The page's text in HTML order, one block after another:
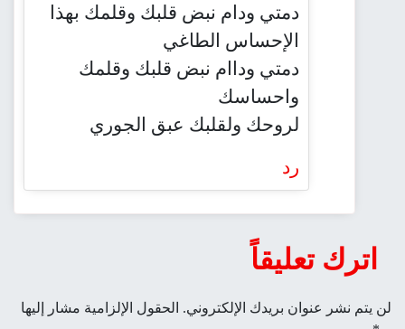
دمتي ودام نبض قلبك وقلمك بهذا
الإحساس الطاغي
دمتي وداام نبض قلبك وقلمك
واحساسك
لروحك ولقلبك عبق الجوري
رد
اترك تعليقاً
لن يتم نشر عنوان بريدك الإلكتروني. الحقول الإلزامية مشار إليها